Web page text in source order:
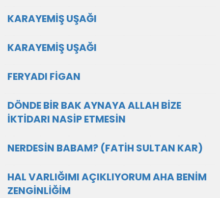
KARAYEMİŞ UŞAĞI
KARAYEMİŞ UŞAĞI
FERYADI FİGAN
DÖNDE BİR BAK AYNAYA ALLAH BİZE
İKTİDARI NASİP ETMESİN
NERDESİN BABAM? (FATİH SULTAN KAR)
HAL VARLIĞIMI AÇIKLIYORUM AHA BENİM
ZENGİNLİĞİM